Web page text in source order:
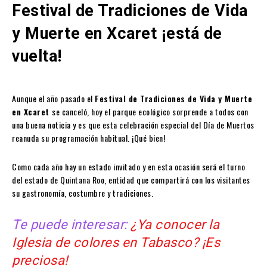
Festival de Tradiciones de Vida
y Muerte en Xcaret ¡está de
vuelta!
Aunque el año pasado el Festival de Tradiciones de Vida y Muerte
en Xcaret se canceló, hoy el parque ecológico sorprende a todos con
una buena noticia y es que esta celebración especial del Día de Muertos
reanuda su programación habitual. ¡Qué bien!
Como cada año hay un estado invitado y en esta ocasión será el turno
del estado de Quintana Roo, entidad que compartirá con los visitantes
su gastronomía, costumbre y tradiciones.
Te puede interesar: ¿Ya conocer la
Iglesia de colores en Tabasco? ¡Es
preciosa!